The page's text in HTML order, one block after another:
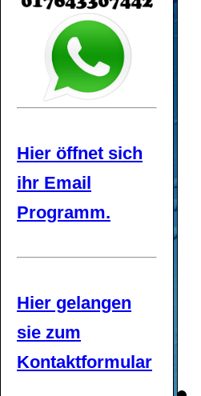
Hier öffnet sich
ihr Email
Programm.
Hier gelangen
sie zum
Kontaktformular